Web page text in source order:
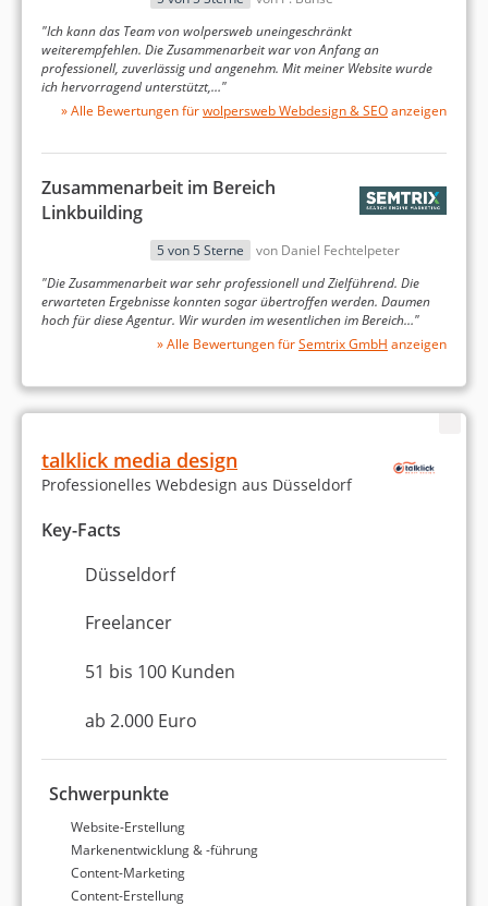
Marketing, Google Ads, Webdesign,
Webentwicklung, Digitales Marketing und Content-
Marketingvor.
www.protectionone.de
Content-Marketing
Suchmaschinenoptimierung
Leadgeneratoren
+50 % mehr Sichtbarkeit bei Google
www.ist-hochschule.de
Google Ads
Steigerung der Conversions um 42 % (Anmeldungen)
Steigerung der Conversionrate um 39 %
Senkung der Kosten pro Conversion um 35 %
"Ich kann das Team von wolpersweb uneingeschränkt
weiterempfehlen. Die Zusammenarbeit war von Anfang an
professionell, zuverlässig und angenehm. Mit meiner Website wurde
ich hervorragend unterstützt,…"
» Alle Bewertungen fürwolpersweb Webdesign & SEOanzeigen
Zusammenarbeit im Bereich
Linkbuilding
5 von 5 Sterne
von Daniel Fechtelpeter
"Die Zusammenarbeit war sehr professionell und Zielführend. Die
erwarteten Ergebnisse konnten sogar übertroffen werden. Daumen
hoch für diese Agentur. Wir wurden im wesentlichen im Bereich…"
» Alle Bewertungen fürSemtrix GmbH anzeigen
talklick media design
Professionelles Webdesign aus Düsseldorf
Key-Facts
Düsseldorf
Freelancer
51 bis 100 Kunden
ab 2.000 Euro
Schwerpunkte
Website-Erstellung
Markenentwicklung & -führung
Content-Marketing
Content-Erstellung